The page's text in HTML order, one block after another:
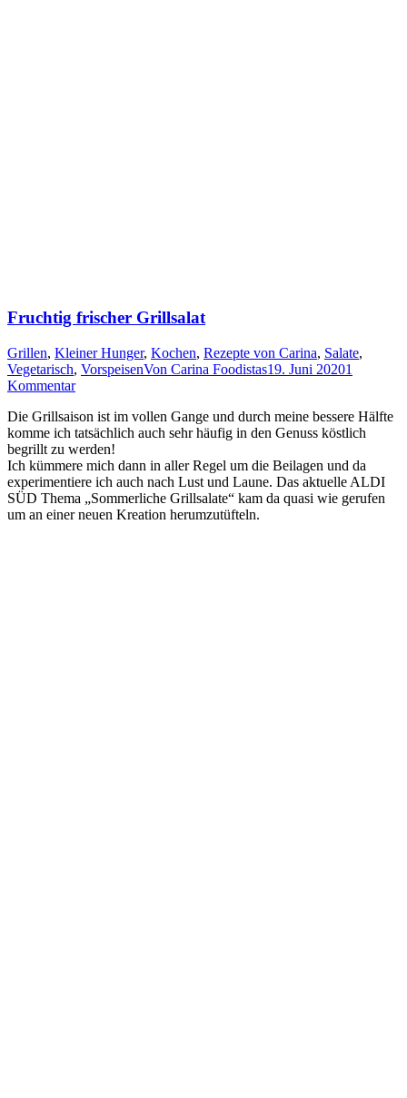
Fruchtig frischer Grillsalat
Grillen, Kleiner Hunger, Kochen, Rezepte von Carina, Salate,
Vegetarisch, VorspeisenVon Carina Foodistas19. Juni 20201
Kommentar
Die Grill­sai­son ist im vol­len Gan­ge und durch mei­ne bes­se­re Hälf­te
kom­me ich tat­säch­lich auch sehr häu­fig in den Genuss köst­lich
begrillt zu werden!
Ich küm­me­re mich dann in aller Regel um die Bei­la­gen und da
expe­ri­men­tie­re ich auch nach Lust und Lau­ne. Das aktu­el­le ALDI
SÜD The­ma „Som­mer­li­che Grill­sa­la­te“ kam da qua­si wie geru­fen
um an einer neu­en Krea­ti­on herumzutüfteln.